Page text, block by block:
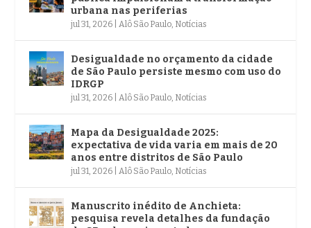
urbana nas periferias
jul 31, 2026 |Alô São Paulo, Notícias
Desigualdade no orçamento da cidade
de São Paulo persiste mesmo com uso do
IDRGP
jul 31, 2026 |Alô São Paulo, Notícias
Mapa da Desigualdade 2025:
expectativa de vida varia em mais de 20
anos entre distritos de São Paulo
jul 31, 2026 |Alô São Paulo, Notícias
Manuscrito inédito de Anchieta:
pesquisa revela detalhes da fundação